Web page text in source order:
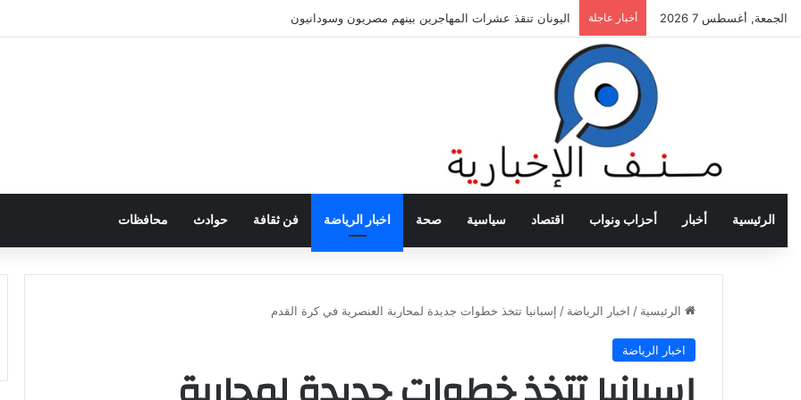
الجمعة, أغسطس 7 2026 أخبار عاجلة اليونان تنقذ عشرات المهاجرين بينهم مصريون وسودانيون
الرئيسية أخبار أحزاب ونواب اقتصاد سياسية صحة اخبار الرياضة فن ثقافة حوادث محافظات
الرئيسية / اخبار الرياضة / إسبانيا تتخذ خطوات جديدة لمحاربة العنصرية في كرة القدم
اخبار الرياضة